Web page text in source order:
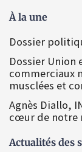
À la une
Dossier
Dossier Union
commerciaux
musclées et
Agnès Diallo,
cœur de notre
Actualités des